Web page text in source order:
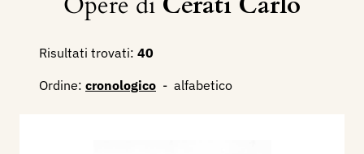
Risultati trovati: 40
Ordine: cronologico - alfabetico